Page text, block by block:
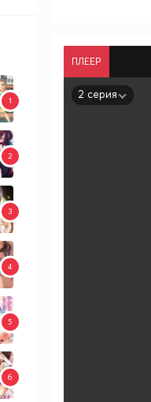
ПЛЕЕР
2 серия